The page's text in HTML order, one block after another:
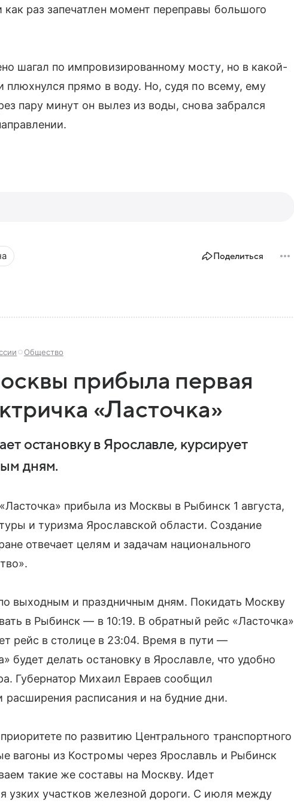
раз запечатлен момент переправы большого
шагал по импровизированному мосту, но в какой-
плюхнулся прямо в воду. Но, судя по всему, ему
пару минут он вылез из воды, снова забрался
Поделиться
Общество
прибыла первая
«Ласточка»
остановку в Ярославле, курсирует
дням.
прибыла из Москвы в Рыбинск 1 августа,
и туризма Ярославской области. Создание
отвечает целям и задачам национального
выходным и праздничным дням. Покидать Москву
в Рыбинск — в 10:19. В обратный рейс «Ласточка»
рейс в столице в 23:04. Время в пути —
будет делать остановку в Ярославле, что удобно
Губернатор Михаил Евраев сообщил
расписания и на будние дни.
по развитию Центрального транспортного
вагоны из Костромы через Ярославль и Рыбинск
такие же составы на Москву. Идет
узких участков железной дороги. С июля между